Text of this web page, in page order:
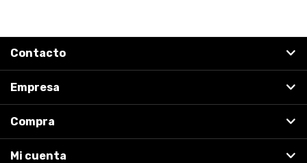
Contacto
Empresa
Compra
Mi cuenta